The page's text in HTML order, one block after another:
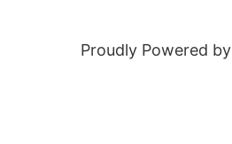
Proudly Powered by